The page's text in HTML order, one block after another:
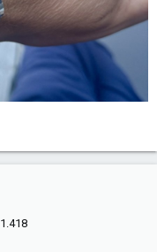
1.418